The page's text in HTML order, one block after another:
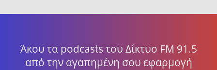
Άκου τα podcasts του Δίκτυο FM 91.5
από την αγαπημένη σου εφαρμογή